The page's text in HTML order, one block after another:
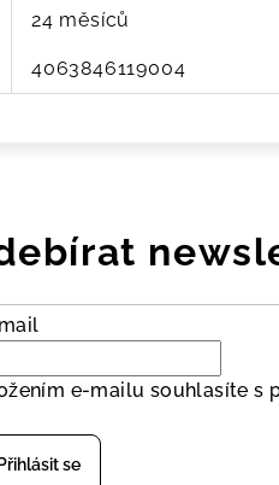
24 měsíců
4063846119004
e-mailu souhlasíte s
Přihlásit se